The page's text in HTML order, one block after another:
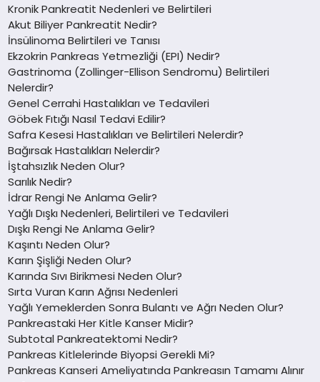
Kronik Pankreatit Nedenleri ve Belirtileri
Akut Biliyer Pankreatit Nedir?
İnsülinoma Belirtileri ve Tanısı
Ekzokrin Pankreas Yetmezliği (EPI) Nedir?
Gastrinoma (Zollinger-Ellison Sendromu) Belirtileri
Nelerdir?
Genel Cerrahi Hastalıkları ve Tedavileri
Göbek Fıtığı Nasıl Tedavi Edilir?
Safra Kesesi Hastalıkları ve Belirtileri Nelerdir?
Bağırsak Hastalıkları Nelerdir?
İştahsızlık Neden Olur?
Sarılık Nedir?
İdrar Rengi Ne Anlama Gelir?
Yağlı Dışkı Nedenleri, Belirtileri ve Tedavileri
Dışkı Rengi Ne Anlama Gelir?
Kaşıntı Neden Olur?
Karın Şişliği Neden Olur?
Karında Sıvı Birikmesi Neden Olur?
Sırta Vuran Karın Ağrısı Nedenleri
Yağlı Yemeklerden Sonra Bulantı ve Ağrı Neden Olur?
Pankreastaki Her Kitle Kanser Midir?
Subtotal Pankreatektomi Nedir?
Pankreas Kitlelerinde Biyopsi Gerekli Mi?
Pankreas Kanseri Ameliyatında Pankreasın Tamamı Alınır